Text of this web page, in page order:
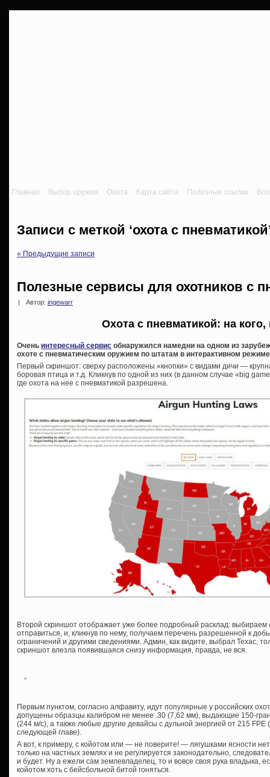
Главная Выбор оружия Охота Карта сайта Полезные ссылки
Записи с меткой ‘охота с
« Предыдущие записи
Полезные сервисы для охотников с
Автор: ingewarr
Охота с пневматикой: на кого,
Очень интересный сервис обнаружился намедни на одном из
охоте с пневматическим оружием по штатам в интерактивном
Первый скриншот: сверху расположены «кнопки» с видами дичи —
боровая птица и т.д. Кликнув по одной из них (в данном случае «big
где охота на нее с пневматикой разрешена.
Второй скриншот отображает уже более подробный расклад: выбираем
отправиться, и, кликнув по нему, получаем перечень разрешенной к
ограничений и другими сведениями. Админ, как видите, выбрал Техас,
скриншот влезла появившаяся снизу информация, правда, не вся.
Первым пунктом, согласно алфавиту, идут популярные у российских
допущены образцы калибром не менее .30 (7,62 мм), выдающие 150-
(244 м/с), а также любые другие девайсы с дульной энергией от 215
следующей главе).
А вот, к примеру, с койотом или — не поверите! — лягушками ясности
только на частных землях и не регулируется законодательно,
и будет. Ну а ежели сам землевладелец, то и вовсе своя рука владыка,
койотом хоть с бейсбольной битой гоняться.